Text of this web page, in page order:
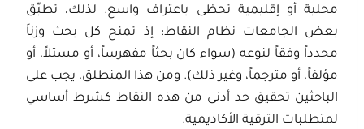
محلية أو إقليمية تحظى باعتراف واسع. لذلك، تطبّق
بعض الجامعات نظام النقاط؛ إذ تمنح كل بحث وزناً
محدداً وفقاً لنوعه (سواء كان بحثاً مفهرساً، أو مستلاً، أو
مؤلفاً، أو مترجماً، وغير ذلك). ومن هذا المنطلق، يجب على
الباحثين تحقيق حد أدنى من هذه النقاط كشرط أساسي
لمتطلبات الترقية الأكاديمية.